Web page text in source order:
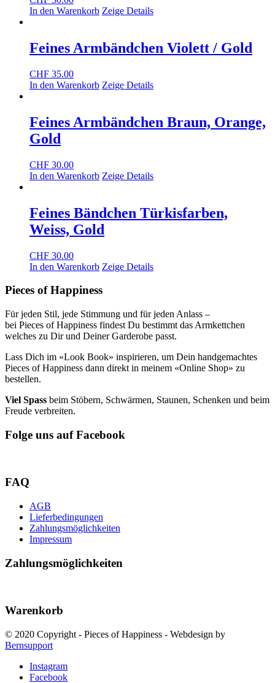
In den Warenkorb Zeige Details
Feines Armbändchen Violett / Gold
CHF 35.00
In den Warenkorb Zeige Details
Feines Armbändchen Braun, Orange,
Gold
CHF 30.00
In den Warenkorb Zeige Details
Feines Bändchen Türkisfarben,
Weiss, Gold
CHF 30.00
In den Warenkorb Zeige Details
Pieces of Happiness
Für jeden Stil, jede Stimmung und für jeden Anlass –
bei Pieces of Happiness findest Du bestimmt das Armkettchen
welches zu Dir und Deiner Garderobe passt.
Lass Dich im «Look Book» inspirieren, um Dein handgemachtes
Pieces of Happiness dann direkt in meinem «Online Shop» zu
bestellen.
Viel Spass beim Stöbern, Schwärmen, Staunen, Schenken und beim
Freude verbreiten.
Folge uns auf Facebook
FAQ
AGB
Lieferbedingungen
Zahlungsmöglichkeiten
Impressum
Zahlungsmöglichkeiten
Warenkorb
© 2020 Copyright - Pieces of Happiness - Webdesign by
Bernsupport
Instagram
Facebook